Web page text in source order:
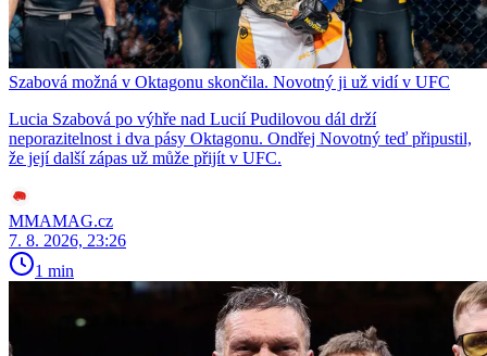
Szabová možná v Oktagonu skončila. Novotný ji už vidí v UFC
Lucia Szabová po výhře nad Lucií Pudilovou dál drží
neporazitelnost i dva pásy Oktagonu. Ondřej Novotný teď připustil,
že její další zápas už může přijít v UFC.
MMAMAG.cz
7. 8. 2026, 23:26
1 min